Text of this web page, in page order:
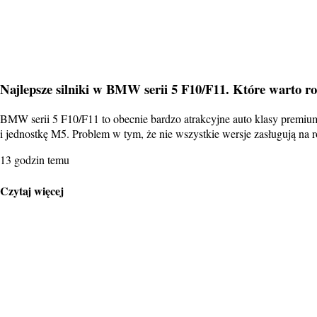
Najlepsze silniki w BMW serii 5 F10/F11. Które warto
BMW serii 5 F10/F11 to obecnie bardzo atrakcyjne auto klasy
i jednostkę M5. Problem w tym, że nie wszystkie wersje zasługują
13 godzin temu
Czytaj więcej